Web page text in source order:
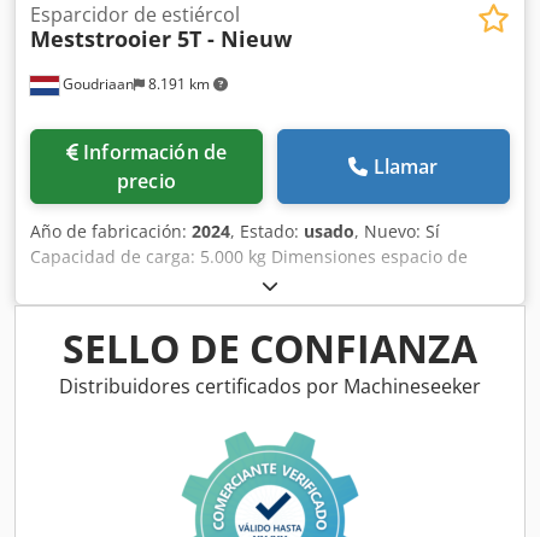
Goudriaan 8.191 km
Esparcidor de estiércol
Meststrooier 5T - Nieuw
Información de
precio
Llamar
Año de fabricación: 2024, Estado: usado, Nuevo: Sí
Capacidad de carga: 5.000 kg Dimensiones espacio de
carga: 375 x 175 x 50 cm Dsdpowf S Epofx Abzewa
Capacidad de carga: 3.280 l
SELLO DE CONFIANZA
Distribuidores certificados por Machineseeker